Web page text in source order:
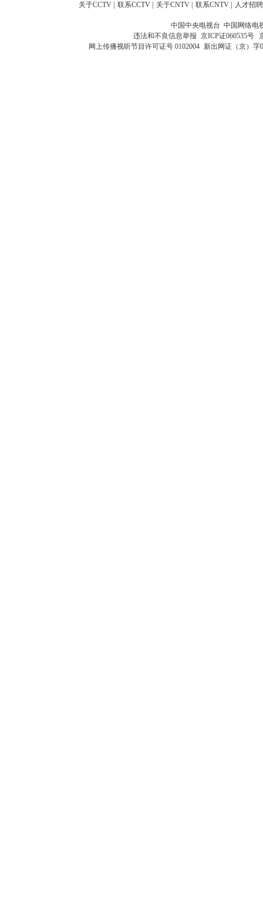
关于CCTV 联系CCTV 关于CNTV 联系CNTV 人才招聘
中国中央电视台 中国网络电
违法和不良信息举报 京ICP证060535号
网上传播视听节目许可证号 0102004 新出网证（京）